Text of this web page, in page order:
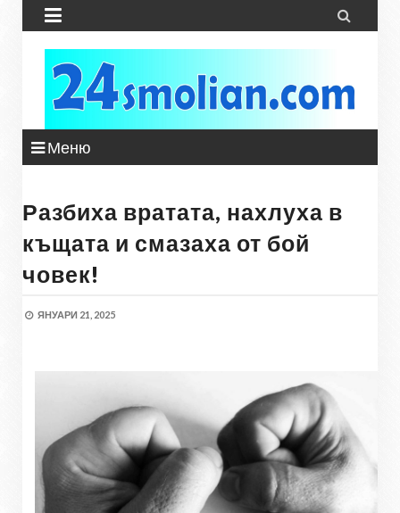
 
Меню
Разбиха вратата, нахлуха в
къщата и смазаха от бой
човек!
ЯНУАРИ 21, 2025